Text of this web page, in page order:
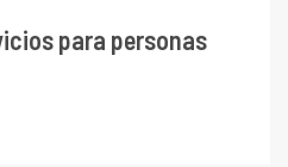
para personas